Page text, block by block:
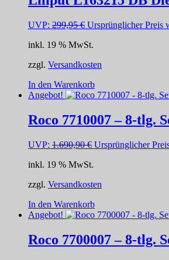
UVP: 299,95€ Ursprünglicher Preis
inkl. 19 % MwSt.
zzgl. Versandkosten
In den Warenkorb
Angebot!
Roco 7710007 – 8-tlg.
UVP: 1.690,90€ Ursprünglicher
inkl. 19 % MwSt.
zzgl. Versandkosten
In den Warenkorb
Angebot!
Roco 7700007 – 8-tlg.